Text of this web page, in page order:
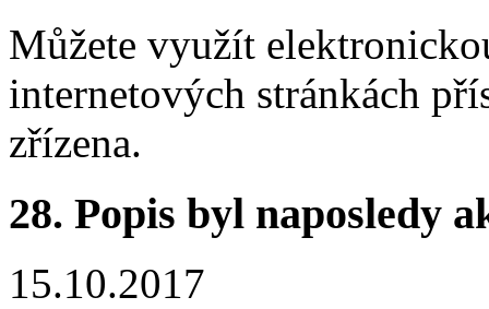
Můžete využít
internetových stránkách
zřízena.
28. Popis byl naposledy
15.10.2017